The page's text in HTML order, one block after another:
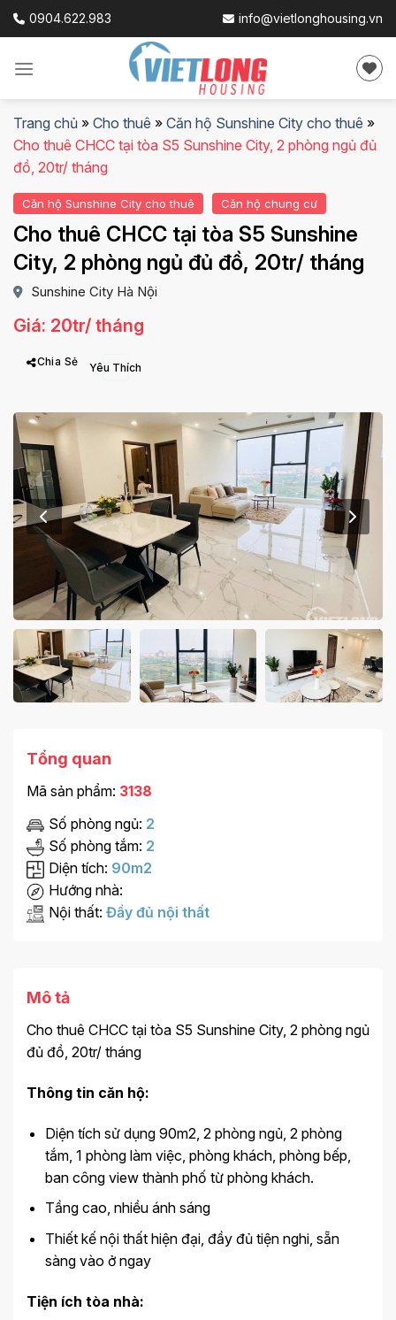
Skip
0904.622.983 info@vietlonghousing.vn
Trang chủ » Cho thuê » Căn hộ Sunshine City cho thuê »
Cho thuê CHCC tại tòa S5 Sunshine City, 2 phòng ngủ đủ
đồ, 20tr/ tháng
Căn hộ Sunshine City cho thuê Căn hộ chung cư
Cho thuê CHCC tại tòa S5 Sunshine
City, 2 phòng ngủ đủ đồ, 20tr/ tháng
Sunshine City Hà Nội
Giá: 20tr/ tháng
Chia Sẻ
Tổng quan
Mã sản phẩm: 3138
Số phòng ngủ: 2
Số phòng tắm: 2
Diện tích: 90m2
Hướng nhà:
Nội thất: Đầy đủ nội thất
Mô tả
Cho thuê CHCC tại tòa S5 Sunshine City, 2 phòng ngủ
đủ đồ, 20tr/ tháng
Thông tin căn hộ:
Diện tích sử dụng 90m2, 2 phòng ngủ, 2 phòng
tắm, 1 phòng làm việc, phòng khách, phòng bếp,
ban công view thành phố từ phòng khách.
Tầng cao, nhiều ánh sáng
Thiết kế nội thất hiện đại, đầy đủ tiện nghi, sẵn
sàng vào ở ngay
Tiện ích tòa nhà: